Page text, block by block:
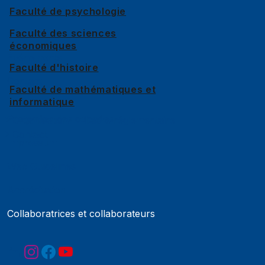
Faculté de psychologie
Faculté des sciences
économiques
Faculté d'histoire
Faculté de mathématiques et
informatique
Jobs et carrières
Actualités
Collaboratrices et collaborateurs